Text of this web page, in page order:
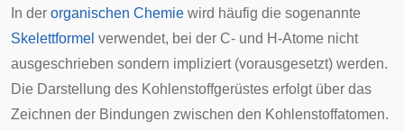
In der organischen Chemie wird häufig die sogenannte
Skelettformel verwendet, bei der C- und H-Atome nicht
ausgeschrieben sondern impliziert (vorausgesetzt) werden.
Die Darstellung des Kohlenstoffgerüstes erfolgt über das
Zeichnen der Bindungen zwischen den Kohlenstoffatomen.